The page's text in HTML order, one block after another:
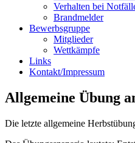
Verhalten bei
Brandmelder
Bewerbsgruppe
Mitglieder
Wettkämpfe
Links
Kontakt/Impressum
Allgemeine Übung
Die letzte allgemeine